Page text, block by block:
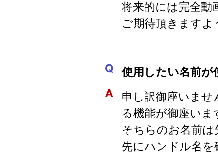
将来的には完全動
ご期待頂きます
使用したい名前
申し訳御座いませ
る機能が御座いま
そちらのお名前
先にハンドル名